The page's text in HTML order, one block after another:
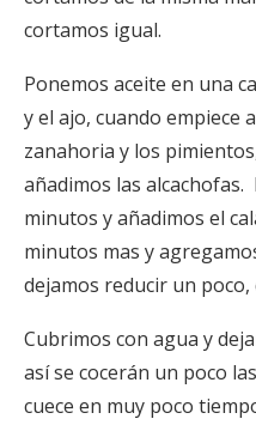
cortamos igual.
Ponemos aceite en una
y el ajo, cuando empiece
zanahoria y los
añadimos las
minutos y añadimos el
minutos mas y
dejamos reducir un
Cubrimos con agua y
así se cocerán un poco
cuece en muy poco